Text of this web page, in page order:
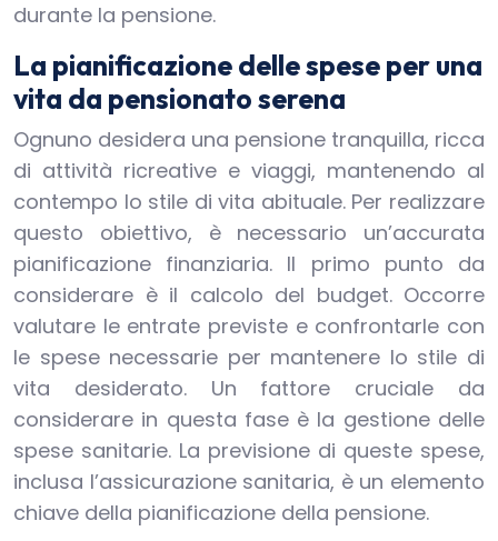
durante la pensione.
La pianificazione delle spese per una
vita da pensionato serena
Ognuno desidera una pensione tranquilla, ricca
di attività ricreative e viaggi, mantenendo al
contempo lo stile di vita abituale. Per realizzare
questo obiettivo, è necessario un’accurata
pianificazione finanziaria. Il primo punto da
considerare è il calcolo del budget. Occorre
valutare le entrate previste e confrontarle con
le spese necessarie per mantenere lo stile di
vita desiderato. Un fattore cruciale da
considerare in questa fase è la gestione delle
spese sanitarie. La previsione di queste spese,
inclusa l’assicurazione sanitaria, è un elemento
chiave della pianificazione della pensione.